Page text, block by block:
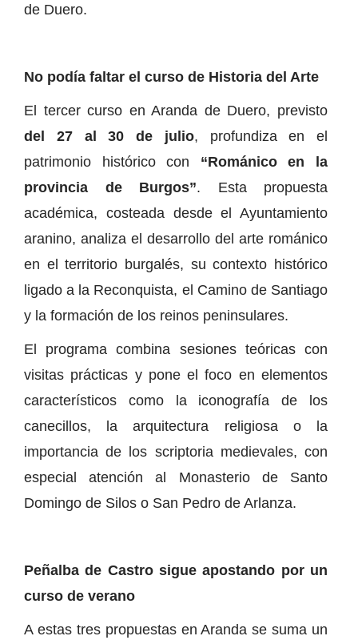
de Duero.
No podía faltar el curso de Historia del Arte
El tercer curso en Aranda de Duero, previsto
del 27 al 30 de julio, profundiza en el
patrimonio histórico con “Románico en la
provincia de Burgos”. Esta propuesta
académica, costeada desde el Ayuntamiento
aranino, analiza el desarrollo del arte románico
en el territorio burgalés, su contexto histórico
ligado a la Reconquista, el Camino de Santiago
y la formación de los reinos peninsulares.
El programa combina sesiones teóricas con
visitas prácticas y pone el foco en elementos
característicos como la iconografía de los
canecillos, la arquitectura religiosa o la
importancia de los scriptoria medievales, con
especial atención al Monasterio de Santo
Domingo de Silos o San Pedro de Arlanza.
Peñalba de Castro sigue apostando por un
curso de verano
A estas tres propuestas en Aranda se suma un